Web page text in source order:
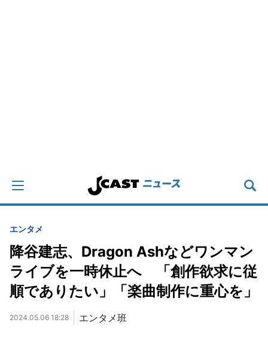
エンタメ
降谷建志、Dragon Ashなどワンマン
ライブを一時休止へ 「創作欲求に従
順でありたい」「楽曲制作に重心を」
2024.05.06 18:28 エンタメ班